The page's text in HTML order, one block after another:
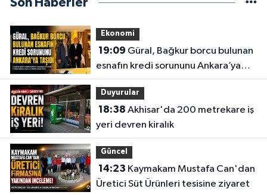
Son Haberler
Ekonomi
19:09
esnafın kredi sorununu Ankara’ya
taşıdı
Duyurular
18:38
yeri devren kiralık
Güncel
14:23
Üretici Süt Ürünleri tesisine ziyaret